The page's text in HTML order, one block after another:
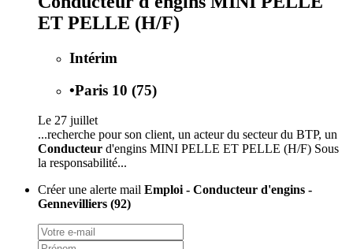
ET PELLE (H/F)
Intérim
•Paris 10 (75)
Le 27 juillet
...recherche pour son client, un acteur du secteur du BTP, un
Conducteur d'engins MINI PELLE ET PELLE (H/F) Sous
la responsabilité...
Créer une alerte mail Emploi - Conducteur d'engins -
Gennevilliers (92)